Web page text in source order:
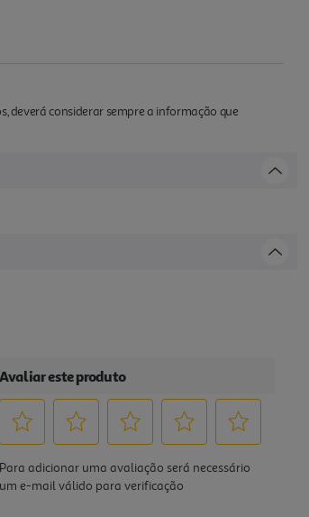
deverá considerar sempre a informação que